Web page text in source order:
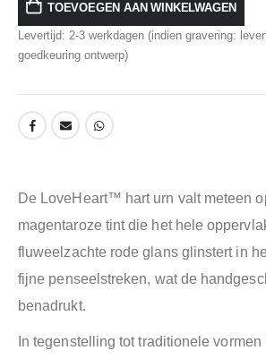
TOEVOEGEN AAN WINKELWAGEN
Levertijd: 2-3 werkdagen (indien gravering:
goedkeuring ontwerp)
De LoveHeart™ hart urn valt meteen
magentaroze tint die het hele
fluweelzachte rode glans glinstert in
fijne penseelstreken, wat de
benadrukt.
In tegenstelling tot traditionele